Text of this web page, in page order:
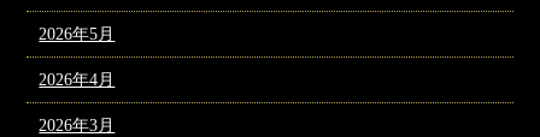
2026年5月
2026年4月
2026年3月